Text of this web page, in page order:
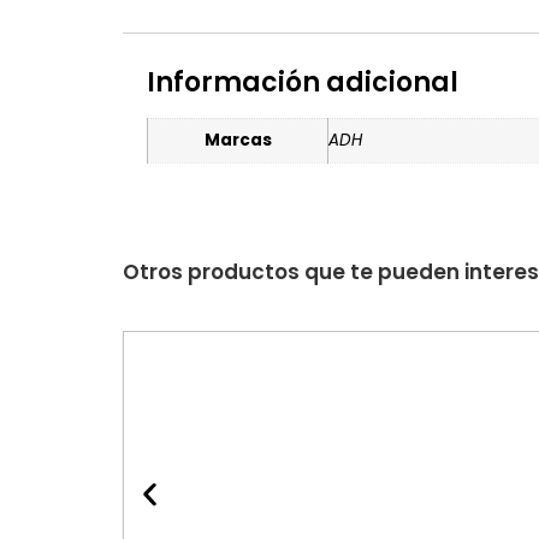
Información adicional
Marcas ADH
Otros productos que te pueden